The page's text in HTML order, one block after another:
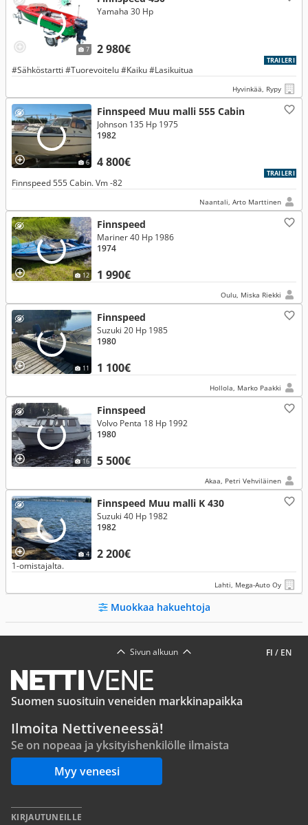
7 2 980€
Yamaha 30 Hp
TRAILERI
#Sähköstartti #Tuorevoitelu #Kaiku #Lasikuitua
Hyvinkää, Rypy
6
Finnspeed Muu malli 555 Cabin
4 800€
Johnson 135 Hp 1975
1982
TRAILERI
Finnspeed 555 Cabin. Vm -82
Naantali, Arto Marttinen
12
Finnspeed
1 990€
Mariner 40 Hp 1986
1974
Oulu, Miska Riekki
11
Finnspeed
1 100€
Suzuki 20 Hp 1985
1980
Hollola, Marko Paakki
16
Finnspeed
5 500€
Volvo Penta 18 Hp 1992
1980
Akaa, Petri Vehviläinen
4
Finnspeed Muu malli K 430
2 200€
Suzuki 40 Hp 1982
1982
1-omistajalta.
Lahti, Mega-Auto Oy
Muokkaa hakuehtoja
FI / EN
Sivun alkuun
Suomen suosituin veneiden markkinapaikka
Ilmoita Nettiveneessä!
Se on nopeaa ja yksityishenkilölle ilmaista
Myy veneesi
KIRJAUTUNEILLE